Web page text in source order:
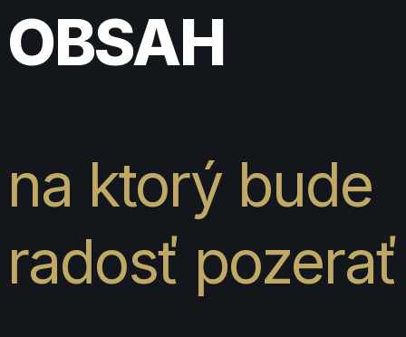
OBSAH
na ktorý bude
radosť pozerať